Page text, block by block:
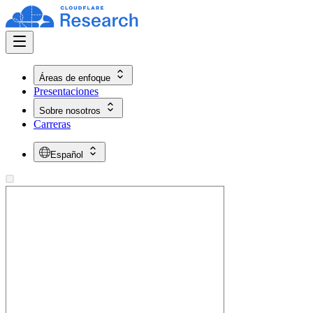
Áreas de enfoque
Presentaciones
Sobre nosotros
Carreras
Español